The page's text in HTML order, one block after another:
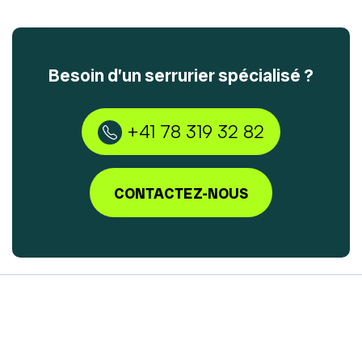
Besoin d’un serrurier spécialisé ?
+41 78 319 32 82
CONTACTEZ-NOUS